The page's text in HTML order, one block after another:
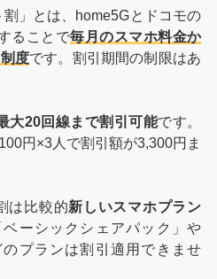
割」とは、home5Gとドコモの
ることで毎月のスマホ料金か
度です。割引期間の制限はあ
大20回線まで割引可能です。
円×3人で割引額が3,300円ま
は比較的新しいスマホプラン
ベーシックシェアパック」や
のプランは割引適用できませ